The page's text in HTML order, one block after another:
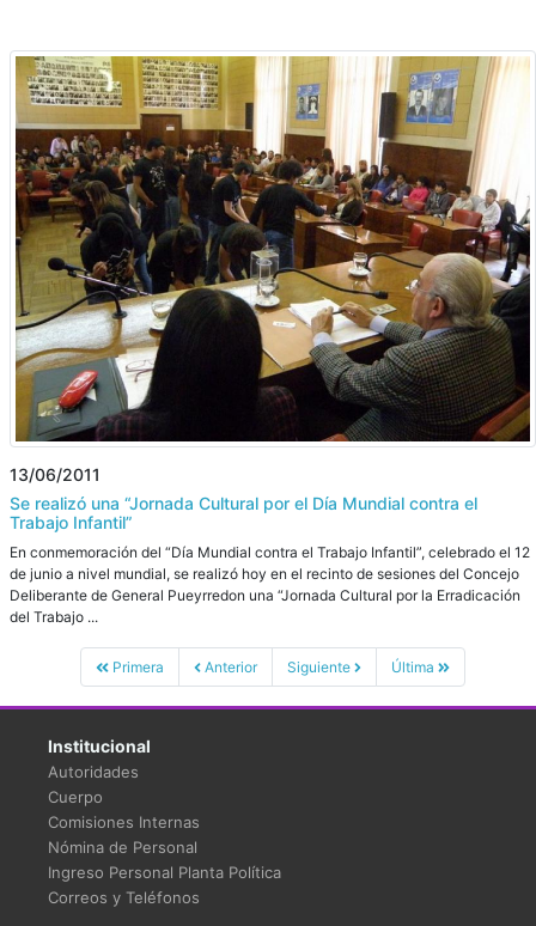
13/06/2011
Se realizó una “Jornada Cultural por el Día Mundial contra el
Trabajo Infantil”
En conmemoración del “Día Mundial contra el Trabajo Infantil”, celebrado el 12
de junio a nivel mundial, se realizó hoy en el recinto de sesiones del Concejo
Deliberante de General Pueyrredon una “Jornada Cultural por la Erradicación
del Trabajo ...
Primera Anterior Siguiente Última
Institucional
Autoridades
Cuerpo
Comisiones Internas
Nómina de Personal
Ingreso Personal Planta Política
Correos y Teléfonos